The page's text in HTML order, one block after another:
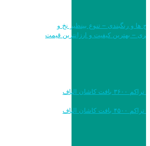
طرح ها و رنگبندی – تنوع بینظیر نخ و
خرید به قیمت فرش ماشینی ۱۲۰۰ شانه تراکم ۳۶۰۰ بافت کاشان الیاف
خرید به قیمت فرش ماشینی ۱۵۰۰ شانه تراکم ۴۵۰۰ بافت کاشان الیاف